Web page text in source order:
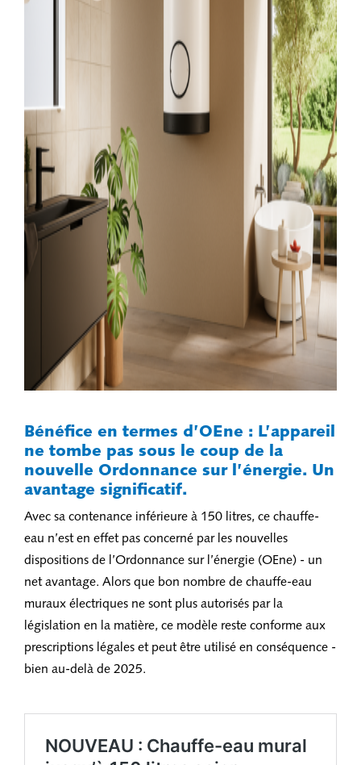
Bénéfice en termes d’OEne : L’appareil
ne tombe pas sous le coup de la
nouvelle Ordonnance sur l’énergie. Un
avantage significatif.
Avec sa contenance inférieure à 150 litres, ce chauffe-
eau n’est en effet pas concerné par les nouvelles
dispositions de l’Ordonnance sur l’énergie (OEne) - un
net avantage. Alors que bon nombre de chauffe-eau
muraux électriques ne sont plus autorisés par la
législation en la matière, ce modèle reste conforme aux
prescriptions légales et peut être utilisé en conséquence -
bien au-delà de 2025.